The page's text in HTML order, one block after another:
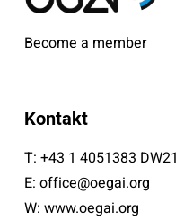
Become a member
Kontakt
T: +43 1 4051383 DW21
E: office@oegai.org
W: www.oegai.org